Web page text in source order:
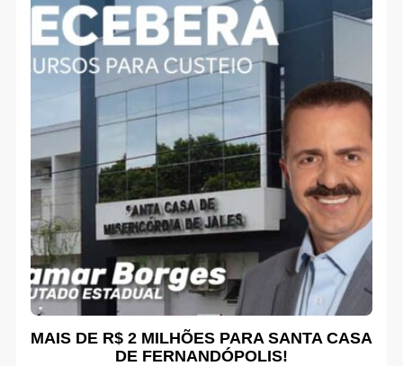
MAIS DE R$ 2 MILHÕES PARA SANTA CASA
DE FERNANDÓPOLIS!